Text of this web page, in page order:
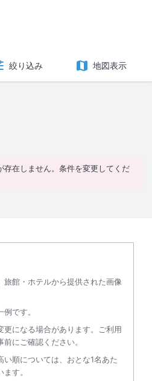
絞り込み 地図表示
存在しません。条件を変更してくだ
旅館・ホテルから提供された画像
です。
更になる場合があります。ご利用
にご確認ください。
い順については、おとな1名あた
す。